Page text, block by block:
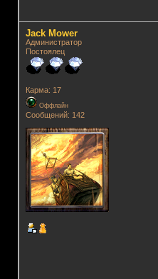
Jack Mower
Администратор
Постоялец
Карма: 17
Оффлайн
Сообщений: 142